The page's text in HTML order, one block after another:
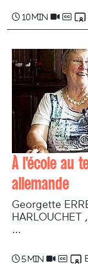
10 min
À l'école au
allemande
Georgette
...
5 min